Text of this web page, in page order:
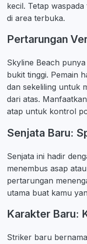
kecil. Tetap
di area terbuka.
Pertarungan
Skyline Beach
bukit tinggi. Pemain
dan sekeliling untuk
dari atas.
atap untuk kontrol
Senjata Baru:
Senjata ini hadir
menembus asap
pertarungan
utama buat kamu
Karakter Baru:
Striker baru